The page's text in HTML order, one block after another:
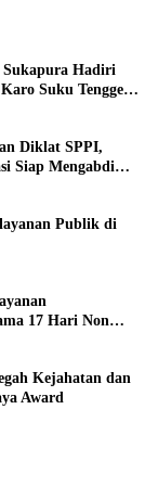
Sukapura Hadiri
Suku Tengger
Diklat SPPI,
Siap Mengabdi
Publik di
17 Hari Non
Kejahatan dan
Award